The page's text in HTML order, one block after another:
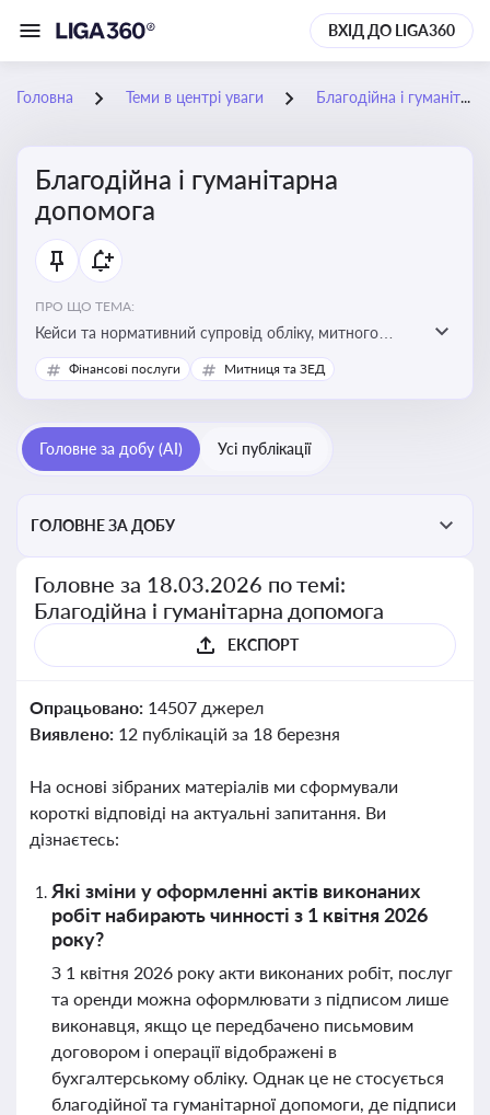
ВХІД ДО LIGA360
Головна Теми в центрі уваги Благодійна і гуманітарна допомога
Благодійна і гуманітарна
допомога
ПРО ЩО ТЕМА:
Кейси та нормативний супровід обліку, митного
оформлення, контролю та утилізації гуманітарної або
благодійної допомоги
Фінансові послуги Митниця та ЗЕД
Головне за добу (AI) Усі публікації
ГОЛОВНЕ ЗА ДОБУ
Головне за 18.03.2026 по темі:
Благодійна і гуманітарна допомога
ЕКСПОРТ
Опрацьовано: 14507 джерел
Виявлено: 12 публікацій за 18 березня
На основі зібраних матеріалів ми сформували
короткі відповіді на актуальні запитання. Ви
дізнаєтесь:
Які зміни у оформленні актів виконаних
робіт набирають чинності з 1 квітня 2026
року?
З 1 квітня 2026 року акти виконаних робіт, послуг
та оренди можна оформлювати з підписом лише
виконавця, якщо це передбачено письмовим
договором і операції відображені в
бухгалтерському обліку. Однак це не стосується
благодійної та гуманітарної допомоги, де підписи